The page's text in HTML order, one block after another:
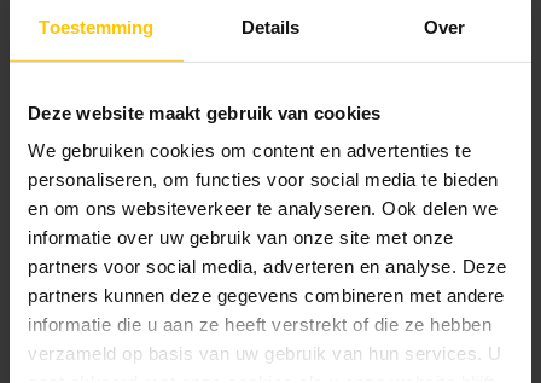
Toestemming Details Over
Deze website maakt gebruik van cookies
We gebruiken cookies om content en advertenties te
personaliseren, om functies voor social media te bieden
en om ons websiteverkeer te analyseren. Ook delen we
informatie over uw gebruik van onze site met onze
partners voor social media, adverteren en analyse. Deze
partners kunnen deze gegevens combineren met andere
informatie die u aan ze heeft verstrekt of die ze hebben
verzameld op basis van uw gebruik van hun services. U
waterbestendige plaat
stabiliteit en draagkracht dan de dunnere varianten, terwijl hij
toch goed te verwerken blijft. Betonplex 18mm is uitstekend
geschikt voor toepassingen waar vocht, belasting en intensief
gebruik samenkomen. Denk daarbij aan betonbekisting, vloeren,
steigers, werkvloeren en andere constructieve toepassingen.
Voordelen van Betonplex plaat 18mm:
Zeer sterke en robuuste bouwplaat – geschikt voor zware
toepassingen
Waterbestendig – bestand tegen vocht en weersinvloeden
Vormvast en duurzaam – behoudt structuur en sterkte